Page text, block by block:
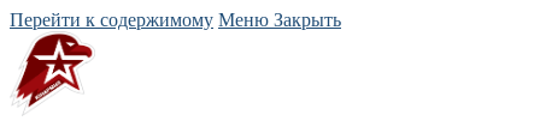
Перейти к содержимому Меню Закрыть